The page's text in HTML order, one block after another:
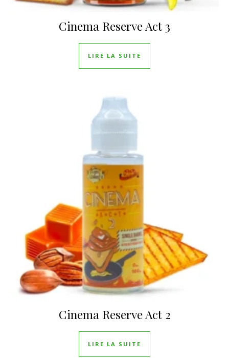
Cinema Reserve Act 3
LIRE LA SUITE
Cinema Reserve Act 2
LIRE LA SUITE